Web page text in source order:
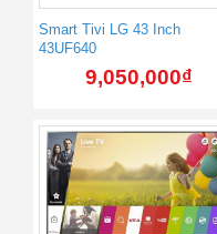
Smart Tivi LG 43 Inch
43UF640
9,050,000₫